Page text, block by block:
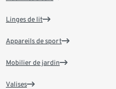
Linges de lit
Appareils de sport
Mobilier de jardin
Valises